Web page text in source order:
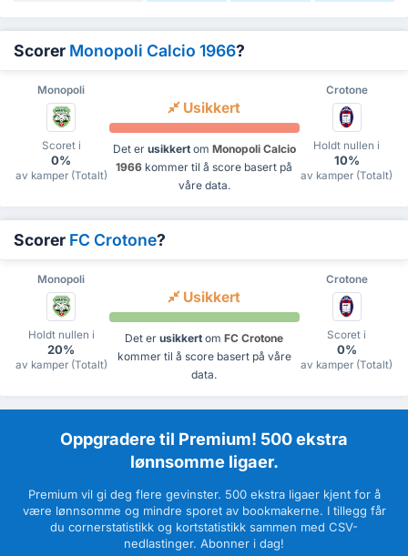
Scorer Monopoli Calcio 1966?
Monopoli Crotone
Scoret i
0%
av kamper (Totalt)
Usikkert
Det er usikkertom Monopoli Calcio
1966 kommer til å score basert på
våre data.
Holdt nullen i
10%
av kamper (Totalt)
Scorer FC Crotone?
Monopoli Crotone
Holdt nullen i
20%
av kamper (Totalt)
Usikkert
Det er usikkert om FC Crotone
kommer til å score basert på våre
data.
Scoret i
0%
av kamper (Totalt)
Oppgradere til Premium! 500 ekstra
lønnsomme ligaer.
Premium vil gi deg flere gevinster. 500 ekstra ligaer kjent for å
være lønnsomme og mindre sporet av bookmakerne. I tillegg får
du cornerstatistikk og kortstatistikk sammen med CSV-
nedlastinger. Abonner i dag!